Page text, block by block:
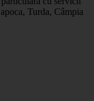
Turda, Câmpia